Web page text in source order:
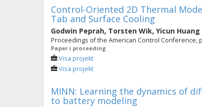
Control-Oriented 2D Thermal
Tab and Surface Cooling
Godwin Peprah, Torsten Wik, Yicun Huang
Proceedings of the American Control Conference,
Paper i proceeding
Visa projekt
Visa projekt
MINN: Learning the dynamics of
to battery modeling